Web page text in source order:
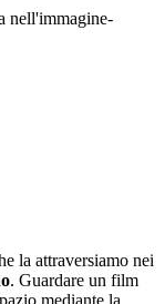
nell'immagine-
la attraversiamo nei
. Guardare un film
mediante la